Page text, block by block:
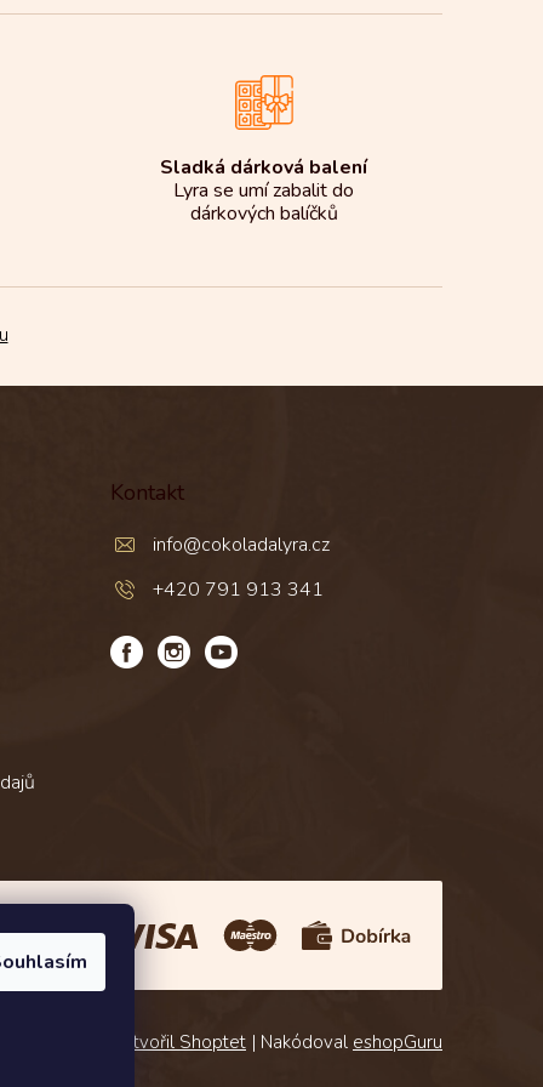
Sladká dárková balení
Lyra se umí zabalit do
dárkových balíčků
Kontakt
info@cokoladalyra.cz
+420 791 913 341
Platba:
Vytvořil Shoptet | Nakódoval eshopGuru